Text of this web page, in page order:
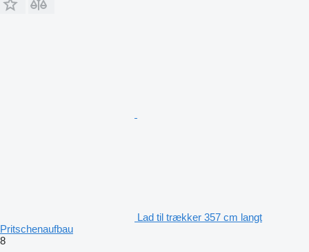
Lad til trækker 357 cm langt
Pritschenaufbau
8